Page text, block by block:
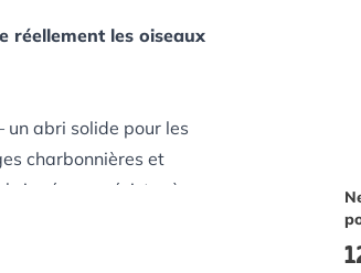
réellement les oiseaux
un abri solide pour les
charbonnières et
pour résister à
le nichoir que vous